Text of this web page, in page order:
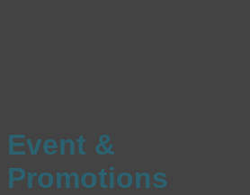
Event &
Promotions